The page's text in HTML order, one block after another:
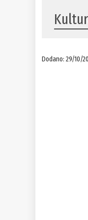
Dodano: 29/10/